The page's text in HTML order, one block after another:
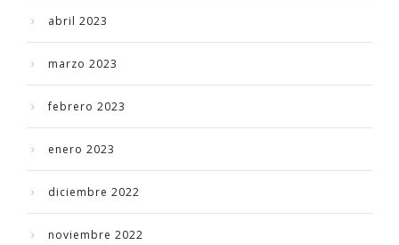
abril 2023
marzo 2023
febrero 2023
enero 2023
diciembre 2022
noviembre 2022